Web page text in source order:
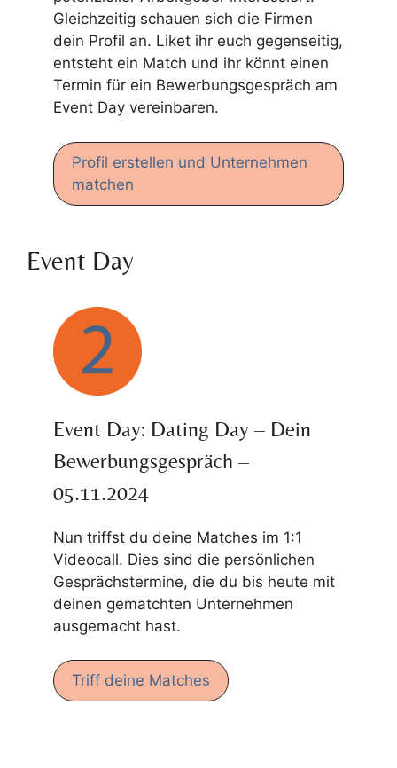
Gleichzeitig schauen sich die Firmen
dein Profil an. Liket ihr euch gegenseitig,
entsteht ein Match und ihr könnt einen
Termin für ein Bewerbungsgespräch am
Event Day vereinbaren.
Profil erstellen und Unternehmen
matchen
Event Day
Event Day: Dating Day – Dein
Bewerbungsgespräch –
05.11.2024
Nun triffst du deine Matches im 1:1
Videocall. Dies sind die persönlichen
Gesprächstermine, die du bis heute mit
deinen gematchten Unternehmen
ausgemacht hast.
Triff deine Matches